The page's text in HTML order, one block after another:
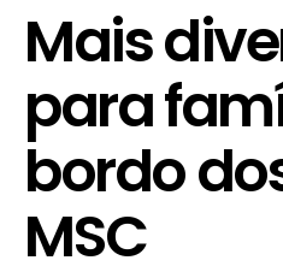
Mais
para
bordo
MSC